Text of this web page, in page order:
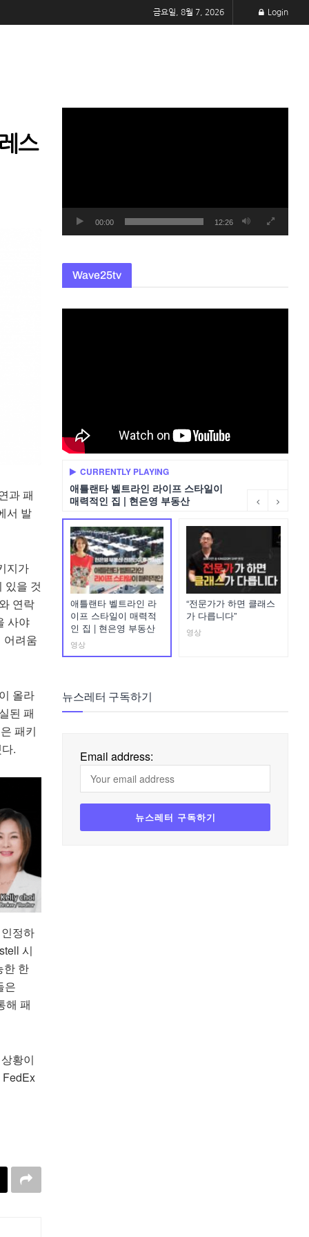
금요일, 8월 7, 2026 Login
스
과 패
서 발
지가
있을 것
연락
사야
어려움
올라
된 패
패키
.
정하
시
한 한
은
해 패
황이
FedEx
00:00 12:26
Wave25tv
CURRENTLY PLAYING
애틀랜타 벨트라인 라이프 스타일이
매력적인 집 | 현은영 부동산
애틀랜타 벨트라인 라
이프 스타일이 매력적
인 집 | 현은영 부동산
영상
“전문가가 하면 클래스
가 다릅니다”
영상
뉴스레터 구독하기
Email address: